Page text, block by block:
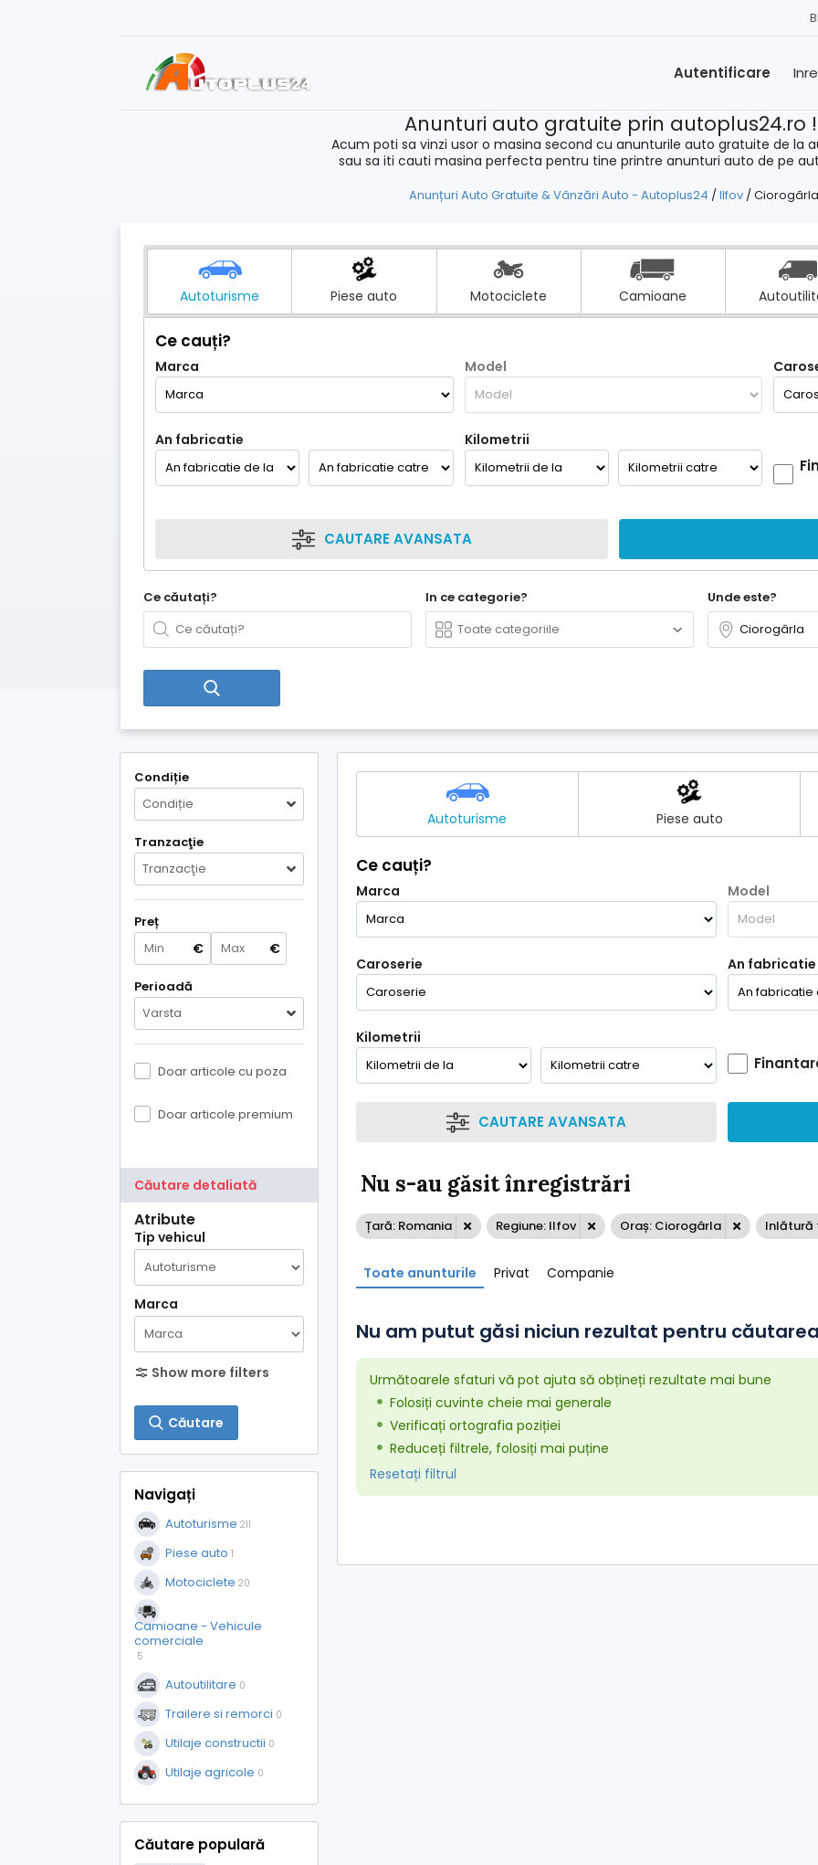
Autentificare
Anunturi auto gratuite prin autoplus24.ro !
Acum poti sa vinzi usor o masina second cu anunturile auto gratuite de la
sau sa iti cauti masina perfecta pentru tine printre anunturi auto de pe
Anunțuri Auto Gratuite & Vânzări Auto - Autoplus24 /Ilfov/Ciorogârla
Autoturisme Piese auto Motociclete Camioane
Ce cauți?
Marca Model
An fabricatie Kilometrii
CAUTARE AVANSATA
Ce căutați? In ce categorie? Unde este?
Condiție
Condiție
Tranzacţie
Tranzacţie
Preț
€ €
Perioadă
Varsta
Doar articole cu poza
Doar articole premium
Căutare detaliată
Atribute
Tip vehicul
Marca
Show more filters
Căutare
Navigați
Autoturisme 211
Piese auto 1
Motociclete 20
Camioane - Vehicule
comerciale
5
Autoutilitare 0
Trailere si remorci 0
Utilaje constructii 0
Utilaje agricole 0
Căutare populară
Autoturisme Piese auto
Ce cauți?
Marca Model
Caroserie An fabricatie
Kilometrii
CAUTARE AVANSATA
Nu s-au găsit înregistrări
Țară: Romania Regiune: Ilfov Oraș: Ciorogârla Inlătură
Toate anunturile Privat Companie
Nu am putut găsi niciun rezultat pentru
Următoarele sfaturi vă pot ajuta să obțineți rezultate mai bune
Folosiți cuvinte cheie mai generale
Verificați ortografia poziției
Reduceți filtrele, folosiți mai puține
Resetați filtrul